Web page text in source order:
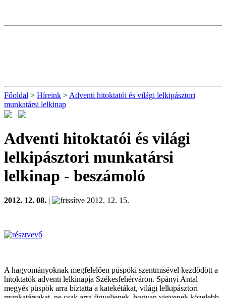
Főoldal > Híreink > Adventi hitoktatói és világi lelkipásztori
munkatársi lelkinap
Adventi hitoktatói és világi
lelkipásztori munkatársi
lelkinap - beszámoló
2012. 12. 08. | 2012. 12. 15.
A hagyományoknak megfelelően püspöki szentmisével kezdődött a
hitoktatók adventi lelkinapja Székesfehérváron. Spányi Antal
megyés püspök arra bíztatta a katekétákat, világi lelkipásztori